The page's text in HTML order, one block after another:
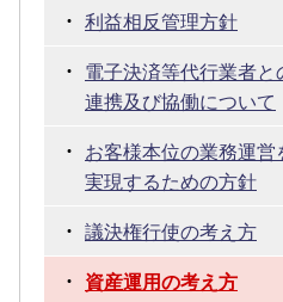
利益相反管理方針
電子決済等代行業者と
連携及び協働について
お客様本位の業務運営
実現するための方針
議決権行使の考え方
資産運用の考え方